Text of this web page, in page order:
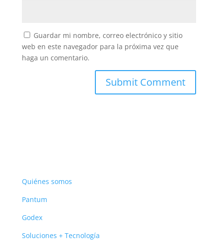
Guardar mi nombre, correo electrónico y sitio
web en este navegador para la próxima vez que
haga un comentario.
Quiénes somos
Pantum
Godex
Soluciones + Tecnología